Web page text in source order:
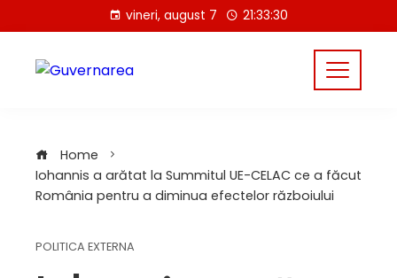
to
content
vineri, august 7 21:33:30
Home
Iohannis a arătat la Summitul UE-CELAC ce a făcut
România pentru a diminua efectelor războiului
POLITICA EXTERNA